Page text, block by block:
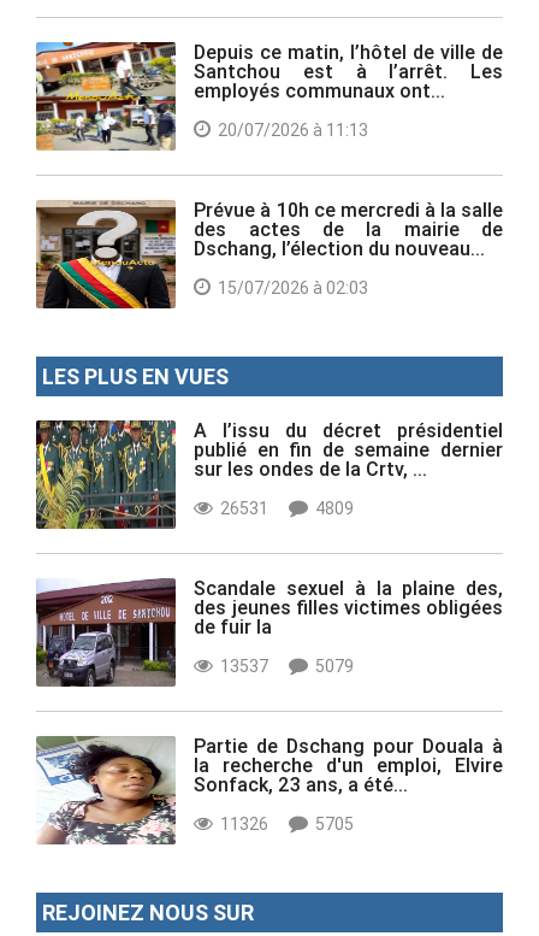
Depuis ce matin, l’hôtel de ville de
Santchou est à l’arrêt. Les
employés communaux ont...
20/07/2026 à 11:13
Prévue à 10h ce mercredi à la salle
des actes de la mairie de
Dschang, l’élection du nouveau...
15/07/2026 à 02:03
LES PLUS EN VUES
A l’issu du décret présidentiel
publié en fin de semaine dernier
sur les ondes de la Crtv, ...
26531 4809
Scandale sexuel à la plaine des,
des jeunes filles victimes obligées
de fuir la
13537 5079
Partie de Dschang pour Douala à
la recherche d'un emploi, Elvire
Sonfack, 23 ans, a été...
11326 5705
REJOINEZ NOUS SUR